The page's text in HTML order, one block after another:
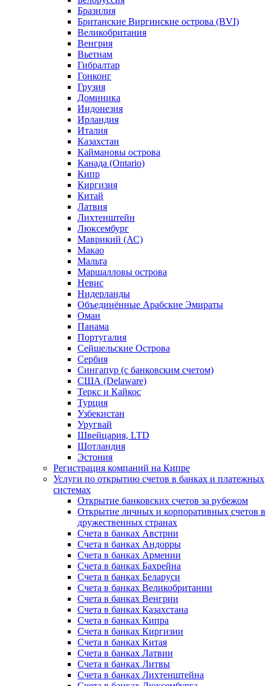
Бразилия
Британские Виргинские острова (BVI)
Великобритания
Венгрия
Вьетнам
Гибралтар
Гонконг
Грузия
Доминика
Индонезия
Ирландия
Италия
Казахстан
Каймановы острова
Канада (Ontario)
Кипр
Киргизия
Китай
Латвия
Лихтенштейн
Люксембург
Маврикий (АС)
Макао
Мальта
Маршалловы острова
Нeвис
Нидерланды
Объединённые Арабские Эмираты
Оман
Панама
Португалия
Сейшельские Острова
Сербия
Сингапур (c банковским счетом)
США (Delaware)
Теркс и Кайкос
Турция
Узбекистан
Уругвай
Швейцария, LTD
Шотландия
Эстония
Регистрация компаний на Кипре
Услуги по открытию счетов в банках и платежных
системах
Открытие банковских счетов за рубежом
Открытие личных и корпоративных счетов в
дружественных странах
Счета в банках Австрии
Счета в банках Андорры
Счета в банках Армении
Счета в банках Бахрейна
Счета в банках Беларуси
Счета в банках Великобритании
Счета в банках Венгрии
Счета в банках Казахстана
Счета в банках Кипра
Счета в банках Киргизии
Счета в банках Китая
Счета в банках Латвии
Счета в банках Литвы
Счета в банках Лихтенштейна